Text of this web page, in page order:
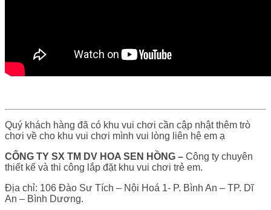
Quý khách hàng đã có khu vui chơi cần cập nhật thêm trò
chơi về cho khu vui chơi mình vui lòng liên hệ em ạ
CÔNG TY SX TM DV HOA SEN HỒNG – Công ty chuyên
thiết kế và thi công lắp đặt khu vui chơi trẻ em.
Địa chỉ: 106 Đào Sư Tích – Nội Hoá 1- P. Bình An – TP. Dĩ
An – Bình Dương.